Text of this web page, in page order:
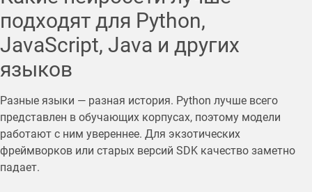
подходят для Python,
JavaScript, Java и других
языков
Разные языки — разная история. Python лучше всего
представлен в обучающих корпусах, поэтому модели
работают с ним увереннее. Для экзотических
фреймворков или старых версий SDK качество заметно
падает.